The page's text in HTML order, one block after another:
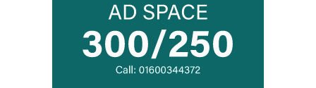
হাম উপসর্গে ছয়জনের মৃত্যু